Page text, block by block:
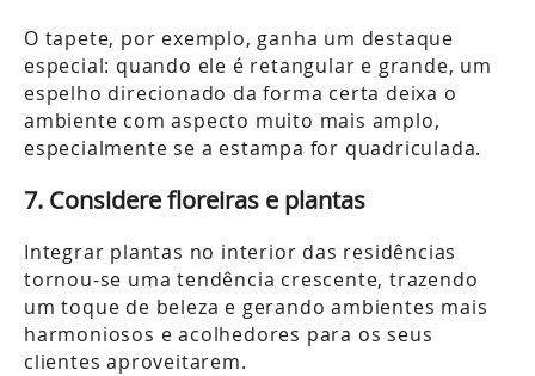
O tapete, por exemplo, ganha um destaque
especial: quando ele é retangular e grande, um
espelho direcionado da forma certa deixa o
ambiente com aspecto muito mais amplo,
especialmente se a estampa for quadriculada.
7. Considere floreiras e plantas
Integrar plantas no interior das residências
tornou-se uma tendência crescente, trazendo
um toque de beleza e gerando ambientes mais
harmoniosos e acolhedores para os seus
clientes aproveitarem.